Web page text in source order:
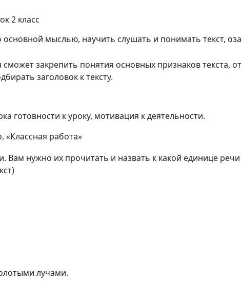
2 класс
мыслью, научить слушать и понимать текст,
закрепить понятия основных признаков текста,
заголовок к тексту.
готовности к уроку, мотивация к деятельности.
«Классная работа»
Вам нужно их прочитать и назвать к какой единице
лучами.